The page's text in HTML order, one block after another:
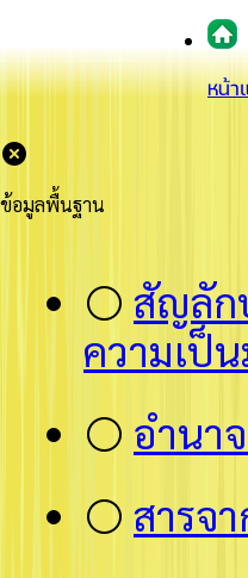
หน้า
ข้อมูลพื้นฐาน
⚪ สัญลัก
ความเป็
⚪ อำนา
⚪ สารจ